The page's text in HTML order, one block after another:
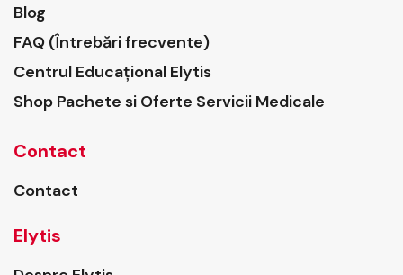
Blog
FAQ (Întrebări frecvente)
Centrul Educațional Elytis
Shop Pachete si Oferte Servicii Medicale
Contact
Contact
Elytis